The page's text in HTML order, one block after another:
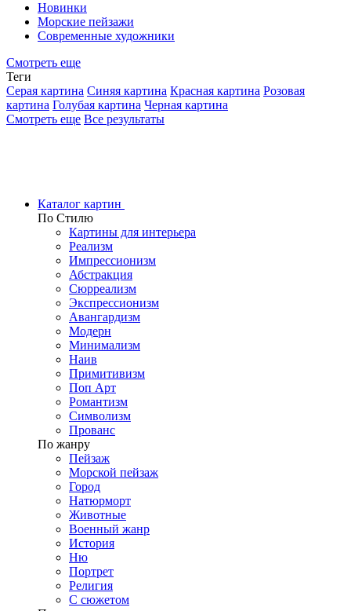
Новинки
Морские пейзажи
Современные художники
Смотреть еще
Теги
Серая картина Синяя картина Красная картина Розовая
картина Голубая картина Черная картина
Смотреть еще Все результаты
Каталог картин
По Стилю
Картины для интерьера
Реализм
Импрессионизм
Абстракция
Сюрреализм
Экспрессионизм
Авангардизм
Модерн
Минимализм
Наив
Примитивизм
Поп Арт
Романтизм
Символизм
Прованс
По жанру
Пейзаж
Морской пейзаж
Город
Натюрморт
Животные
Военный жанр
История
Ню
Портрет
Религия
С сюжетом